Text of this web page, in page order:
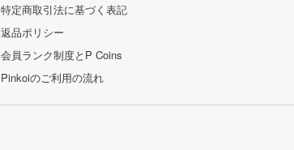
特定商取引法に基づく表記
返品ポリシー
会員ランク制度とP Coins
Pinkoiのご利用の流れ